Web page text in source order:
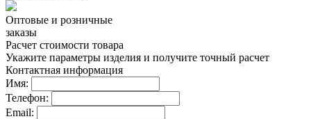
Оптовые и розничные
заказы
Расчет стоимости товара
Укажите параметры изделия и получите точный расчет
Контактная информация
Имя:
Телефон:
Email: